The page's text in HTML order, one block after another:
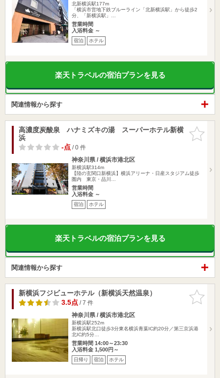
北新横浜駅177m
「横浜市営地下鉄ブルーライン「北新横浜駅」から徒歩2
分、「新横浜駅」…
営業時間
入浴料金 ～
宿泊 ホテル
楽天トラベルの宿泊プランを見る
関連情報から探す
お気に入
りに追加
高濃度炭酸泉 ハナミズキの湯 スーパーホテル新横
浜
-点/ 0 件
神奈川県 / 横浜市港北区
新横浜駅314m
【陸の玄関口新横浜】横浜アリーナ・日産スタジアム徒歩
圏内 東京・品川…
営業時間
入浴料金 ～
宿泊 ホテル
楽天トラベルの宿泊プランを見る
関連情報から探す
お気に入
りに追加
新横浜フジビューホテル（新横浜天然温泉）
3.5点/ 7 件
神奈川県 / 横浜市港北区
新横浜駅252m
新横浜駅北口徒歩3分東名横浜青葉IC約20分／第三京浜港
北IC約5分…
営業時間 14:00～23:30
入浴料金 1,500円～
日帰り 宿泊 ホテル